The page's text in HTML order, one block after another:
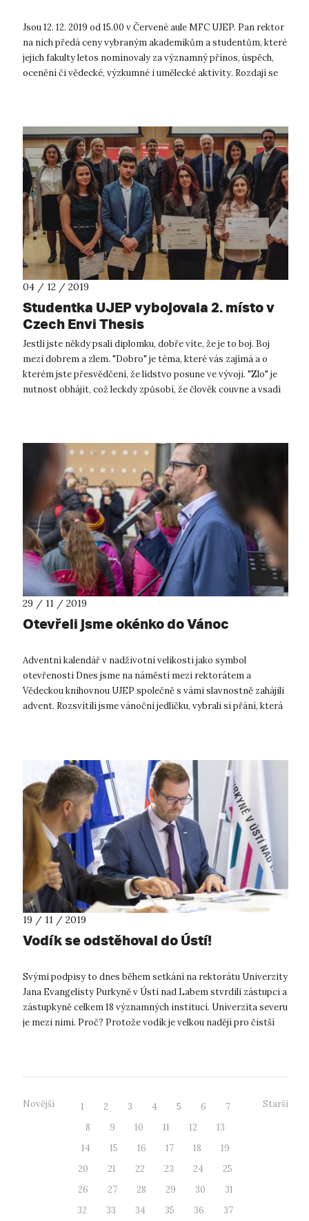
Jsou 12. 12. 2019 od 15.00 v Červené aule MFC UJEP. Pan rektor
na nich předá ceny vybraným akademikům a studentům, které
jejich fakulty letos nominovaly za významný přínos, úspěch,
ocenění či vědecké, výzkumné i umělecké aktivity. Rozdají se
04 / 12 / 2019
Studentka UJEP vybojovala 2. místo v
Czech Envi Thesis
Jestli jste někdy psali diplomku, dobře víte, že je to boj. Boj
mezi dobrem a zlem. "Dobro" je téma, které vás zajímá a o
kterém jste přesvědčeni, že lidstvo posune ve vývoji. "Zlo" je
nutnost obhájit, což leckdy způsobí, že člověk couvne a vsadí
29 / 11 / 2019
Otevřeli jsme okénko do Vánoc
Adventní kalendář v nadživotní velikosti jako symbol
otevřenosti Dnes jsme na náměstí mezi rektorátem a
Vědeckou knihovnou UJEP společně s vámi slavnostně zahájili
advent. Rozsvítili jsme vánoční jedličku, vybrali si přání, která
19 / 11 / 2019
Vodík se odstěhoval do Ústí!
Svými podpisy to dnes během setkání na rektorátu Univerzity
Jana Evangelisty Purkyně v Ústí nad Labem stvrdili zástupci a
zástupkyně celkem 18 významných institucí. Univerzita severu
je mezi nimi. Proč? Protože vodík je velkou nadějí pro čistší
Novější 1 2 3 4 5 6
7
8
9 10 11 12
13
14
15 16 17 18
19
20
21 22 23 24
25
26
27 28 29 30
31
32
33 34 35 36 37
Starší